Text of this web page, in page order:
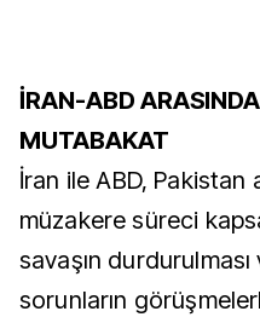
İRAN-ABD
MUTABAKAT
İran ile ABD, Pakistan
müzakere süreci
savaşın
sorunların